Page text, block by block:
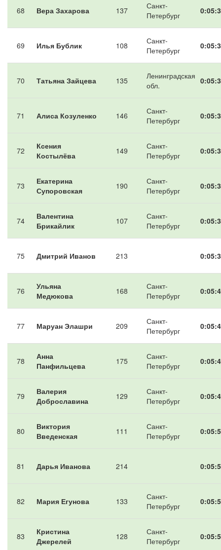
68 Вера Захарова 137
Санкт-
Петербург
69 Илья Бублик 108
Санкт-
Петербург
70 Татьяна Зайцева 135
Ленинградская
обл.
71 Алиса Козуленко 146
Санкт-
Петербург
72
Ксения
Костылёва
149
Санкт-
Петербург
73
Екатерина
Супоровская
190
Санкт-
Петербург
74
Валентина
Брикайлик
107
Санкт-
Петербург
75 Дмитрий Иванов 213
76
Ульяна
Медюкова
168
Санкт-
Петербург
77 Маруан Элашри 209
Санкт-
Петербург
78
Анна
Панфильцева
175
Санкт-
Петербург
79
Валерия
Доброславина
129
Санкт-
Петербург
80
Виктория
Введенская
111
Санкт-
Петербург
81 Дарья Иванова 214
82 Мария Егунова 133
Санкт-
Петербург
83
Кристина
Джерелей
128
Санкт-
Петербург